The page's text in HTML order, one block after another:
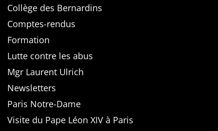
Collège des Bernardins
Comptes-rendus
Formation
Lutte contre les abus
Mgr Laurent Ulrich
Newsletters
Paris Notre-Dame
Visite du Pape Léon XIV à Paris